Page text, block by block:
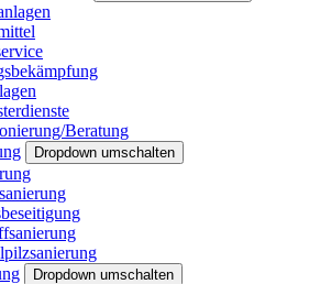
Beratung
Dropdown umschalten
Dropdown umschalten